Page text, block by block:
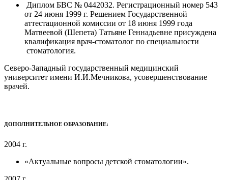
Диплом БВС № 0442032. Регистрационный номер 543
от 24 июня 1999 г. Решением Государственной
аттестационной комиссии от 18 июня 1999 года
Матвеевой (Шепета) Татьяне Геннадьевне присуждена
квалификация врач-стоматолог по специальности
стоматология.
Северо-Западный государственный медицинский
университет имени И.И.Мечникова, усовершенствование
врачей.
ДОПОЛНИТЕЛЬНОЕ ОБРАЗОВАНИЕ:
2004 г.
«Актуальные вопросы детской стоматологии».